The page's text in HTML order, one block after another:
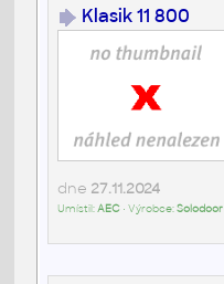
Klasik 11 800
dne 27.11.2024
Umístil:AEC• Výrobce:Solodoor